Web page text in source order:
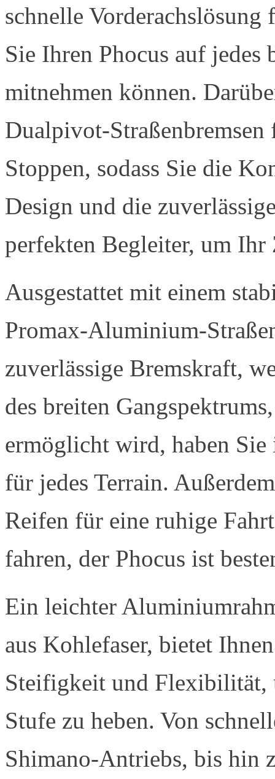
schnelle
Sie Ihren Phocus auf jedes
mitnehmen können.
Dualpivot-Straßenbremsen
Stoppen, sodass Sie die
Design und die
perfekten Begleiter, um Ihr
Ausgestattet mit einem
Promax-Aluminium-
zuverlässige Bremskraft,
des breiten
ermöglicht wird, haben
für jedes Terrain.
Reifen für eine ruhige
fahren, der Phocus ist
Ein leichter
aus Kohlefaser, bietet
Steifigkeit und Flexibilität,
Stufe zu heben. Von
Shimano-Antriebs, bis hin